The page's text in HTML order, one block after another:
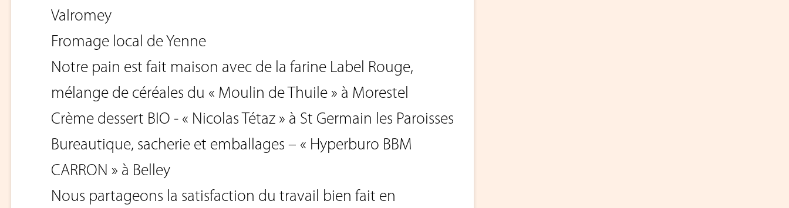
Valromey
Fromage local de Yenne
Notre pain est fait maison avec de la farine Label Rouge,
mélange de céréales du « Moulin de Thuile » à Morestel
Crème dessert BIO - « Nicolas Tétaz » à St Germain les Paroisses
Bureautique, sacherie et emballages – « Hyperburo BBM
CARRON » à Belley
Nous partageons la satisfaction du travail bien fait en